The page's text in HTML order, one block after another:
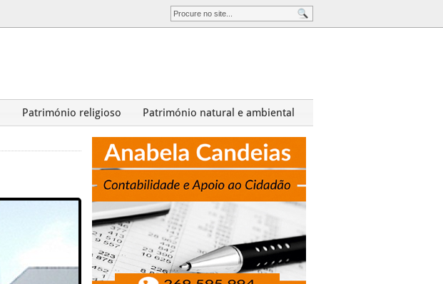
Património religioso
Património natural e ambiental